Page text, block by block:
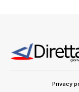
Privacy